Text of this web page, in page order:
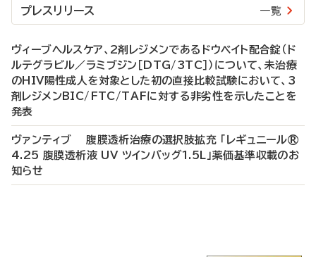
プレスリリース 一覧
ヴィーブヘルスケア、2剤レジメンであるドウベイト配合錠（ド
ルテグラビル／ラミブジン［DTG/3TC］）について、未治療
のHIV陽性成人を対象とした初の直接比較試験において、3
剤レジメンBIC/FTC/TAFに対する非劣性を示したことを
発表
ヴァンティブ 腹膜透析治療の選択肢拡充 「レギュニール®
4.25 腹膜透析液 UV ツインバッグ1.5L」薬価基準収載のお
知らせ